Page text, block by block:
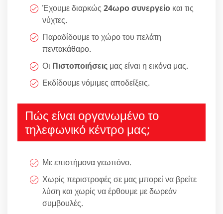
Έχουμε διαρκώς 24ωρο συνεργείο και τις
νύχτες.
Παραδίδουμε το χώρο του πελάτη
πεντακάθαρο.
Οι Πιστοποιήσεις μας είναι η εικόνα μας.
Εκδίδουμε νόμιμες αποδείξεις.
Πώς είναι οργανωμένο το
τηλεφωνικό κέντρο μας;
Με επιστήμονα γεωπόνο.
Χωρίς περιστροφές σε μας μπορεί να βρείτε
λύση και χωρίς να έρθουμε με δωρεάν
συμβουλές.